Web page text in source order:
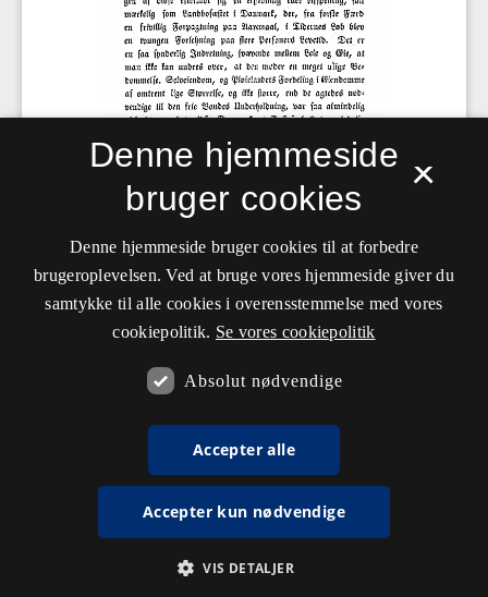
×
Denne hjemmeside
bruger cookies
Denne hjemmeside bruger cookies til at forbedre
brugeroplevelsen. Ved at bruge vores hjemmeside giver du
samtykke til alle cookies i overensstemmelse med vores
cookiepolitik. Se vores cookiepolitik
Absolut nødvendige
Accepter alle
Accepter kun nødvendige
VIS DETALJER